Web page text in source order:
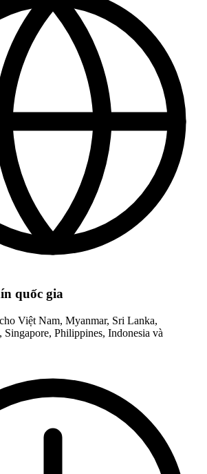
quốc gia
Việt Nam, Myanmar, Sri Lanka,
Philippines, Indonesia và